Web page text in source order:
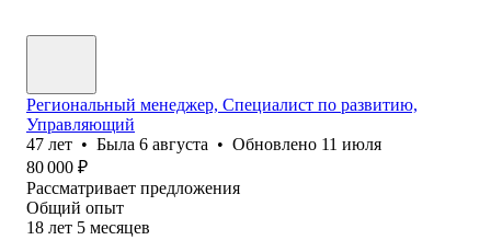
Региональный менеджер, Специалист по развитию,
Управляющий
47 лет • Была 6 августа • Обновлено 11 июля
80 000 ₽
Рассматривает предложения
Общий опыт
18 лет 5 месяцев